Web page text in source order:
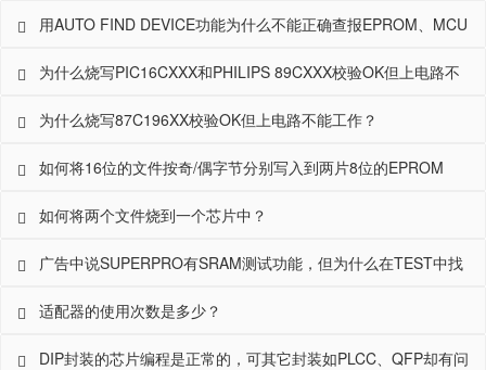
呢？？
用AUTO FIND DEVICE功能为什么不能正确查报EPROM、MCU
和PLD的型号？
为什么烧写PIC16CXXX和PHILIPS 89CXXX校验OK但上电路不
能工作？
为什么烧写87C196XX校验OK但上电路不能工作？
如何将16位的文件按奇/偶字节分别写入到两片8位的EPROM
中？
如何将两个文件烧到一个芯片中？
广告中说SUPERPRO有SRAM测试功能，但为什么在TEST中找
不到？
适配器的使用次数是多少？
DIP封装的芯片编程是正常的，可其它封装如PLCC、QFP却有问